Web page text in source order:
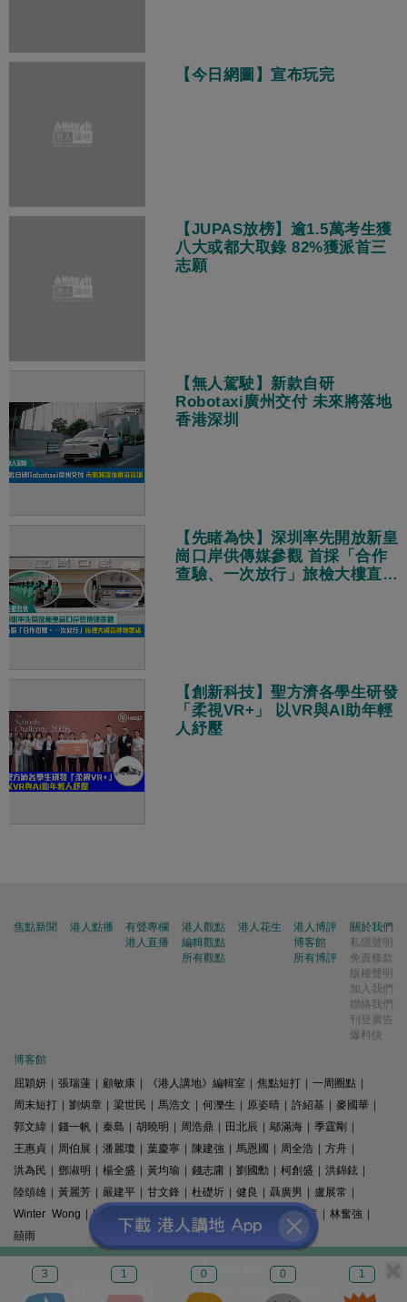
3 1 0 0 1
【今日網圖】宣布玩完
【JUPAS放榜】逾1.5萬考生獲
八大或都大取錄 82%獲派首三
志願
【無人駕駛】新款自研
Robotaxi廣州交付 未來將落地
香港深圳
【先睹為快】深圳率先開放新皇
崗口岸供傳媒參觀 首採「合作
查驗、一次放行」旅檢大樓直連
【創新科技】聖方濟各學生研發
「柔視VR+」 以VR與AI助年輕
人紓壓
焦點新聞 港人點播
有聲專欄
港人直播
港人觀點
編輯觀點
所有觀點
港人花生
港人博評
博客館
所有博評
關於我們
私隱聲明
免責條款
版權聲明
加入我們
聯絡我們
刊登廣告
爆料快
博客館
屈穎妍
張瑞蓮 顧敏康 《港人講地》編輯室 焦點短打 一周圈點
周末短打
劉炳章 梁世民 馬浩文 何濼生 原姿晴 許紹基 麥國華
郭文緯
錢一帆 秦島 胡曉明 周浩鼎 田北辰 鄔滿海 季霆剛
王惠貞
周伯展 潘麗瓊 葉慶寧 陳建強 馬恩國 周全浩 方舟
洪為民
鄧淑明 楊全盛 黃均瑜 錢志庸 劉國勳 柯創盛 洪錦鉉
陸頌雄
黃麗芳 嚴建平 甘文鋒 杜礎圻 健良 聶廣男 盧展常
Winter Wong
K2 梁文新 羅崑 姚銘 精選文章 林奮強
囍雨
© 港人講地
電郵: speakout@speakout.hk